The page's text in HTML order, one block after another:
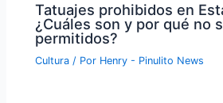
Tatuajes prohibidos en
¿Cuáles son y por qué no
permitidos?
Cultura / Por Henry - Pinulito News